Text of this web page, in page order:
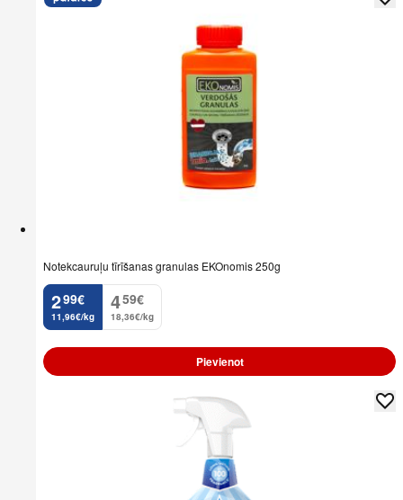
Notekcauruļu tīrīšanas granulas EKOnomis 250g
2
. 99€
11,96€/kg
4
. 59€
18,36€/kg
Pievienot